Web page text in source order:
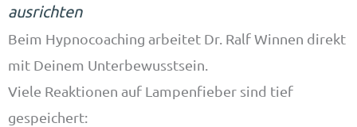
ausrichten
Beim Hypnocoaching arbeitet Dr. Ralf Winnen direkt
mit Deinem Unterbewusstsein.
Viele Reaktionen auf Lampenfieber sind tief
gespeichert: